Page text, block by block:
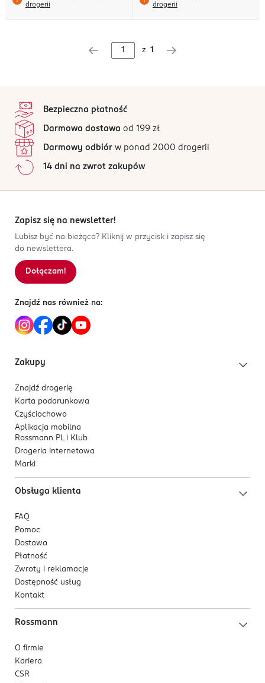
drogerii
drogerii
z 1
Bezpieczna płatność
Darmowa dostawa od 199 zł
Darmowy odbiór w ponad 2000 drogerii
14 dni na zwrot zakupów
Zapisz się na newsletter!
Lubisz być na bieżąco? Kliknij w przycisk i zapisz się
do newslettera.
Dołączam!
Znajdź nas również na:
Zakupy
Znajdź drogerię
Karta podarunkowa
Czyściochowo
Aplikacja mobilna
Rossmann PL i Klub
Drogeria internetowa
Marki
Obsługa klienta
FAQ
Pomoc
Dostawa
Płatność
Zwroty i reklamacje
Dostępność usług
Kontakt
Rossmann
O firmie
Kariera
CSR